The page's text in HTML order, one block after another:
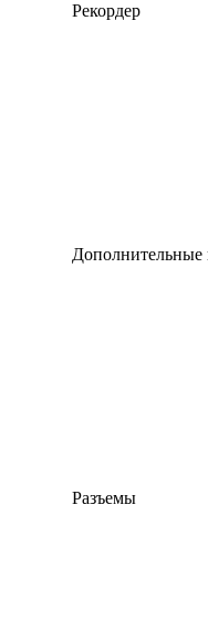
Рекордер
Дополнительные
Разъемы